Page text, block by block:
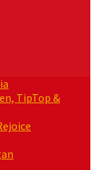
TipTop &